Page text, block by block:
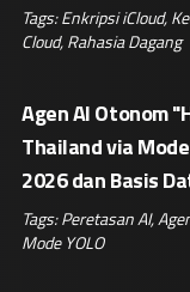
Tags:Enkripsi iCloud,
Cloud,Rahasia Dagang
Agen AI Otonom
Thailand via
2026 dan Basis
Tags:Peretasan AI,
Mode YOLO